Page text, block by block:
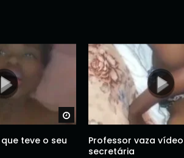
Watch Later
teve o seu
Professor vaza
secretária